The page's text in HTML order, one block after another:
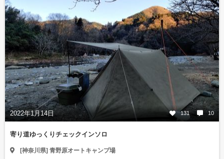
2022年1月14日 131 10
寄り道ゆっくりチェックインソロ
[神奈川県] 青野原オートキャンプ場